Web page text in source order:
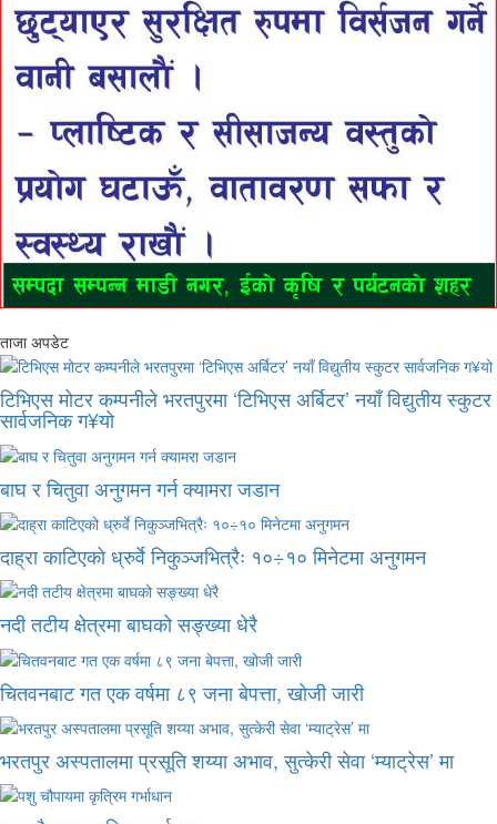
ताजा अपडेट
टिभिएस मोटर कम्पनीले भरतपुरमा ‘टिभिएस अर्बिटर’ नयाँ विद्युतीय स्कुटर
सार्वजनिक ग¥यो
बाघ र चितुवा अनुगमन गर्न क्यामरा जडान
दाह्रा काटिएको ध्रुर्वे निकुञ्जभित्रैः १०÷१० मिनेटमा अनुगमन
नदी तटीय क्षेत्रमा बाघको सङ्ख्या धेरै
चितवनबाट गत एक वर्षमा ८९ जना बेपत्ता, खोजी जारी
भरतपुर अस्पतालमा प्रसूति शय्या अभाव, सुत्केरी सेवा ‘म्याट्रेस’ मा